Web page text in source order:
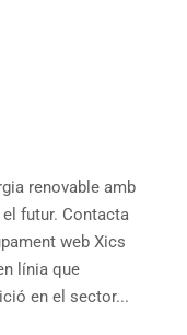
renovable amb
futur. Contacta
web Xics
línia que
en el sector...